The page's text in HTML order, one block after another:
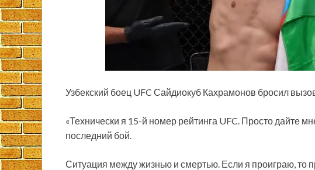
Узбекский боец UFC Сайдиокуб Кахрамонов бросил
«Технически я 15-й номер рейтинга UFC. Просто дайте
последний бой.
Ситуация между жизнью и смертью. Если я проиграю, то